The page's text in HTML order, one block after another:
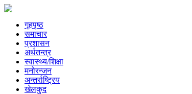
गृहपृष्ठ
समाचार
प्रशासन
अर्थतन्त्र
स्वास्थ्य/शिक्षा
मनोरन्जन
अन्तर्राष्ट्रिय
खेलकुद